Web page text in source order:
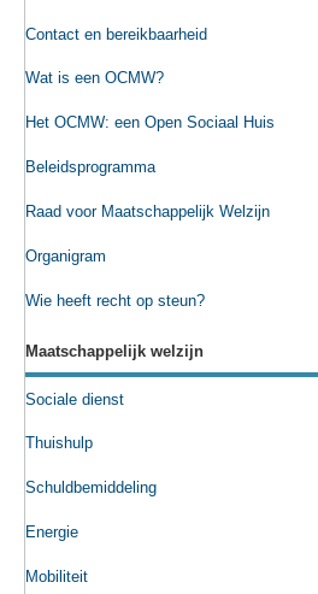
Contact en bereikbaarheid
Wat is een OCMW?
Het OCMW: een Open Sociaal Huis
Beleidsprogramma
Raad voor Maatschappelijk Welzijn
Organigram
Wie heeft recht op steun?
Maatschappelijk welzijn
Sociale dienst
Thuishulp
Schuldbemiddeling
Energie
Mobiliteit